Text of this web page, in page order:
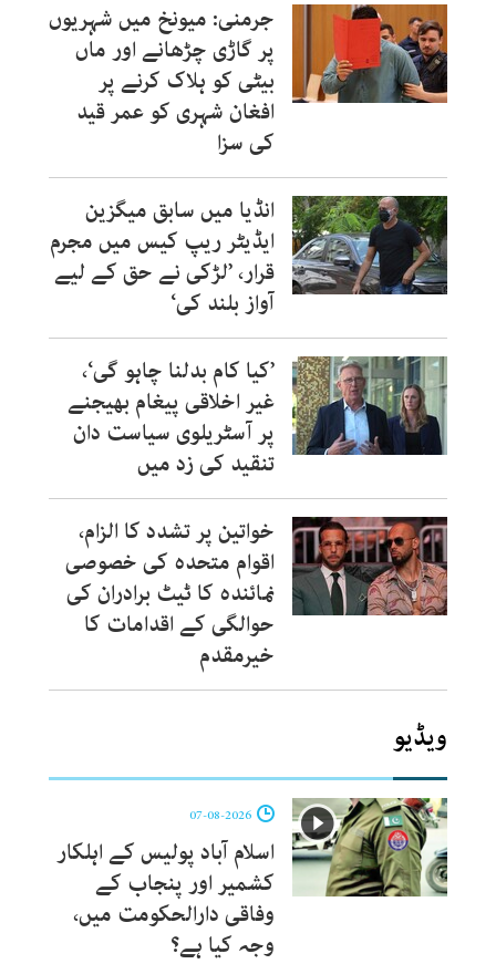
جرمنی: میونخ میں شہریوں
پر گاڑی چڑھانے اور ماں
بیٹی کو ہلاک کرنے پر
افغان شہری کو عمر قید
کی سزا
انڈیا میں سابق میگزین
ایڈیٹر ریپ کیس میں مجرم
قرار، ’لڑکی نے حق کے لیے
آواز بلند کی‘
’کیا کام بدلنا چاہو گی‘،
غیر اخلاقی پیغام بھیجنے
پر آسٹریلوی سیاست دان
تنقید کی زد میں
خواتین پر تشدد کا الزام،
اقوام متحدہ کی خصوصی
نمائندہ کا ٹیٹ برادران کی
حوالگی کے اقدامات کا
خیرمقدم
ویڈیو
اسلام آباد پولیس کے اہلکار
کشمیر اور پنجاب کے
وفاقی دارالحکومت میں،
وجہ کیا ہے؟